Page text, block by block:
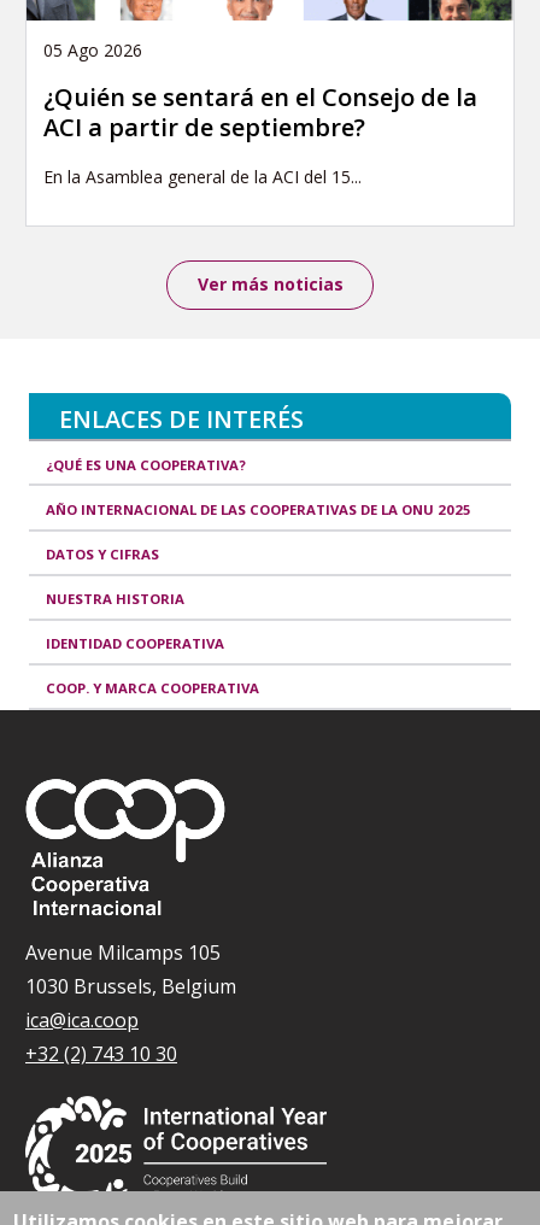
05 Ago 2026
¿Quién se sentará en el Consejo de la
ACI a partir de septiembre?
En la Asamblea general de la ACI del 15...
Ver más noticias
ENLACES DE INTERÉS
¿QUÉ ES UNA COOPERATIVA?
AÑO INTERNACIONAL DE LAS COOPERATIVAS DE LA ONU 2025
DATOS Y CIFRAS
NUESTRA HISTORIA
IDENTIDAD COOPERATIVA
COOP. Y MARCA COOPERATIVA
Avenue Milcamps 105
1030 Brussels, Belgium
ica@ica.coop
+32 (2) 743 10 30